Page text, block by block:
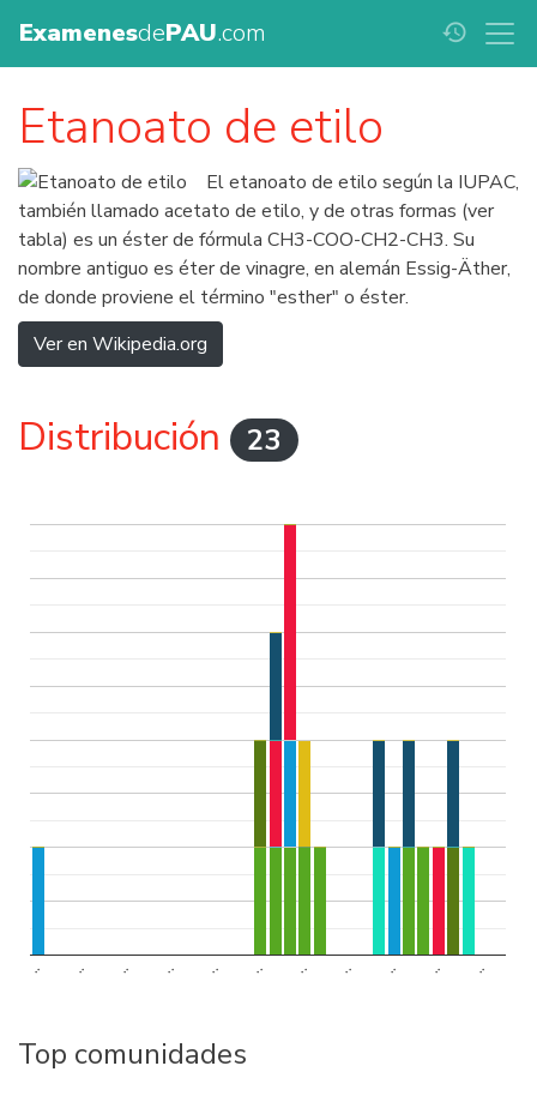
ExamenesdePAU.com history
Etanoato de etilo
El etanoato de etilo según la IUPAC,
también llamado acetato de etilo, y de otras formas (ver
tabla) es un éster de fórmula CH3-COO-CH2-CH3. Su
nombre antiguo es éter de vinagre, en alemán Essig-Äther,
de donde proviene el término "esther" o éster.
Ver en Wikipedia.org
Distribución 23
.. .. .. .. .. .. .. .. .. .. ..
Top comunidades